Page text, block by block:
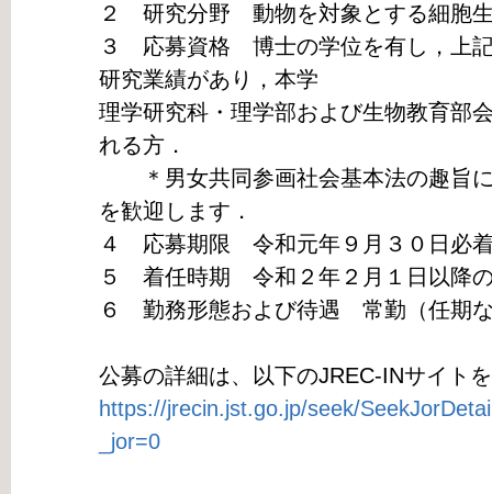
２ 研究分野 動物を対象とする細胞
３ 応募資格 博士の学位を有し，上
研究業績があり，本学
理学研究科・理学部および生物教育部
れる方．
＊男女共同参画社会基本法の趣旨に
を歓迎します．
４ 応募期限 令和元年９月３０日必
５ 着任時期 令和２年２月１日以降
６ 勤務形態および待遇 常勤（任期
公募の詳細は、以下のJREC-INサイト
https://jrecin.jst.go.jp/seek/
_jor=0